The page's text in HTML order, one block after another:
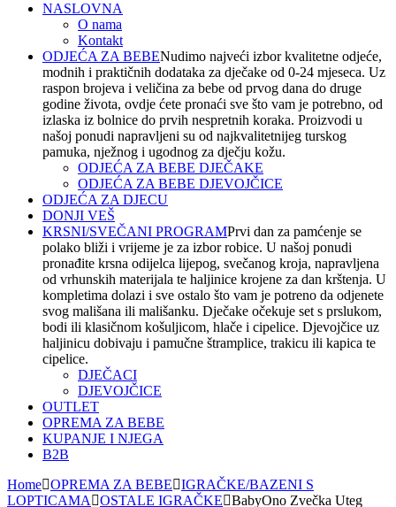
NASLOVNA
O nama
Kontakt
ODJEĆA ZA BEBENudimo najveći izbor kvalitetne odjeće,
modnih i praktičnih dodataka za dječake od 0-24 mjeseca. Uz
raspon brojeva i veličina za bebe od prvog dana do druge
godine života, ovdje ćete pronaći sve što vam je potrebno, od
izlaska iz bolnice do prvih nespretnih koraka. Proizvodi u
našoj ponudi napravljeni su od najkvalitetnijeg turskog
pamuka, nježnog i ugodnog za dječju kožu.
ODJEĆA ZA BEBE DJEČAKE
ODJEĆA ZA BEBE DJEVOJČICE
ODJEĆA ZA DJECU
DONJI VEŠ
KRSNI/SVEČANI PROGRAMPrvi dan za pamćenje se
polako bliži i vrijeme je za izbor robice. U našoj ponudi
pronađite krsna odijelca lijepog, svečanog kroja, napravljena
od vrhunskih materijala te haljinice krojene za dan krštenja. U
kompletima dolazi i sve ostalo što vam je potreno da odjenete
svog mališana ili mališanku. Dječake očekuje set s prslukom,
bodi ili klasičnom košuljicom, hlače i cipelice. Djevojčice uz
haljinicu dobivaju i pamučne štramplice, trakicu ili kapica te
cipelice.
DJEČACI
DJEVOJČICE
OUTLET
OPREMA ZA BEBE
KUPANJE I NJEGA
B2B
Home OPREMA ZA BEBE
IGRAČKE/BAZENI S
LOPTICAMA
OSTALE IGRAČKE BabyOno Zvečka Uteg